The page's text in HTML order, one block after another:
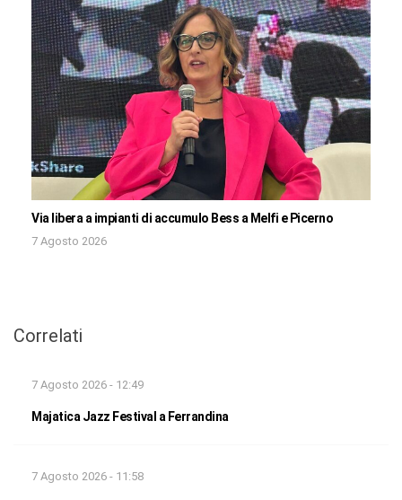
Via libera a impianti di accumulo Bess a Melfi e Picerno
7 Agosto 2026
Correlati
7 Agosto 2026 - 12:49
Majatica Jazz Festival a Ferrandina
7 Agosto 2026 - 11:58